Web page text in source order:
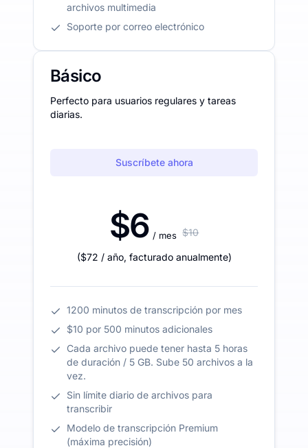
archivos multimedia
Soporte por correo electrónico
Básico
Perfecto para usuarios regulares y tareas
diarias.
Suscríbete ahora
$6 / mes $10
($72 / año, facturado anualmente)
1200 minutos de transcripción por mes
$10 por 500 minutos adicionales
Cada archivo puede tener hasta 5 horas
de duración / 5 GB. Sube 50 archivos a la
vez.
Sin límite diario de archivos para
transcribir
Modelo de transcripción Premium
(máxima precisión)